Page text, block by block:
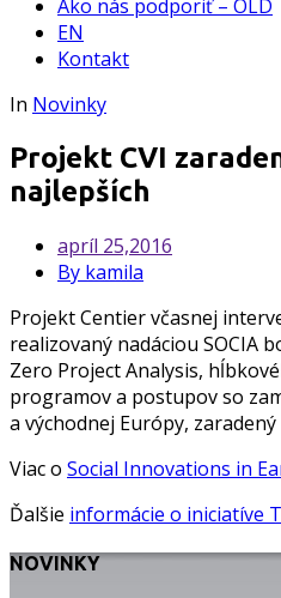
Ako nás podporiť – OLD
EN
Kontakt
In Novinky
Projekt CVI
najlepších
apríl 25,2016
By kamila
Projekt Centier včasnej
realizovaný nadáciou SOCIA
Zero Project Analysis,
programov a postupov so
a východnej Európy,
Viac o Social Innovations in
Ďalšie informácie o iniciatíve
NOVINKY